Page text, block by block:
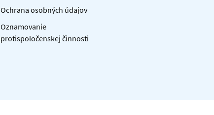
Ochrana osobných údajov
Oznamovanie
protispoločenskej činnosti